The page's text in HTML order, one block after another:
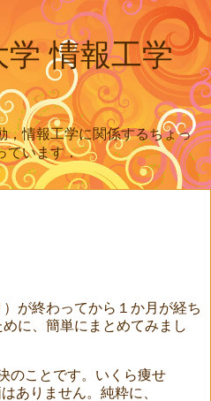
情報工学
，情報工学に関係するちょっ
ています．
が終わってから１か月が経ち
に、簡単にまとめてみまし
のことです。いくら痩せ
ありません。純粋に、